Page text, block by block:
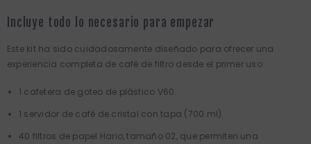
Incluye todo lo necesario para empezar
Este kit ha sido cuidadosamente diseñado para ofrecer una
experiencia completa de café de filtro desde el primer uso:
1 cafetera de goteo de plástico V60.
1 servidor de café de cristal con tapa (700 ml).
40 filtros de papel Hario, tamaño 02, que permiten una